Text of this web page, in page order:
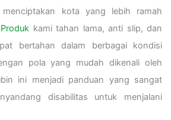
menciptakan kota yang lebih ramah
Produk kami tahan lama, anti slip, dan
bertahan dalam berbagai kondisi
pola yang mudah dikenali oleh
ini menjadi panduan yang sangat
disabilitas untuk menjalani